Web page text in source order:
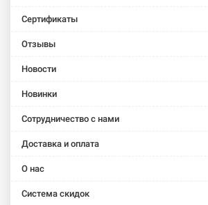
Сертификаты
Отзывы
Новости
Новинки
Сотрудничество с нами
Доставка и оплата
О нас
Система скидок